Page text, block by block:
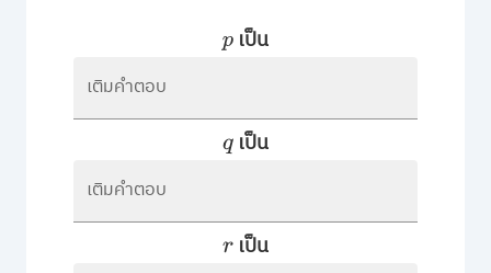
p เป็น
เติมคำตอบ
qเป็น
เติมคำตอบ
rเป็น